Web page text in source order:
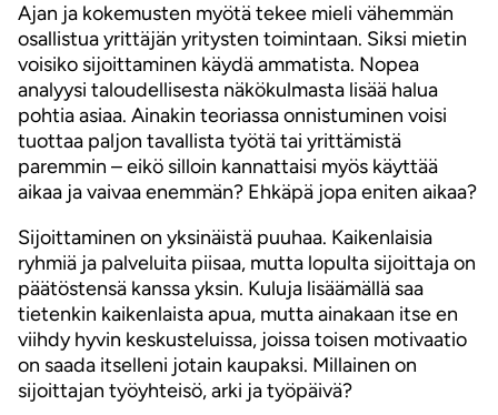
Ajan ja kokemusten myötä tekee mieli vähemmän
osallistua yrittäjän yritysten toimintaan. Siksi mietin
voisiko sijoittaminen käydä ammatista. Nopea
analyysi taloudellisesta näkökulmasta lisää halua
pohtia asiaa. Ainakin teoriassa onnistuminen voisi
tuottaa paljon tavallista työtä tai yrittämistä
paremmin – eikö silloin kannattaisi myös käyttää
aikaa ja vaivaa enemmän? Ehkäpä jopa eniten aikaa?
Sijoittaminen on yksinäistä puuhaa. Kaikenlaisia
ryhmiä ja palveluita piisaa, mutta lopulta sijoittaja on
päätöstensä kanssa yksin. Kuluja lisäämällä saa
tietenkin kaikenlaista apua, mutta ainakaan itse en
viihdy hyvin keskusteluissa, joissa toisen motivaatio
on saada itselleni jotain kaupaksi. Millainen on
sijoittajan työyhteisö, arki ja työpäivä?